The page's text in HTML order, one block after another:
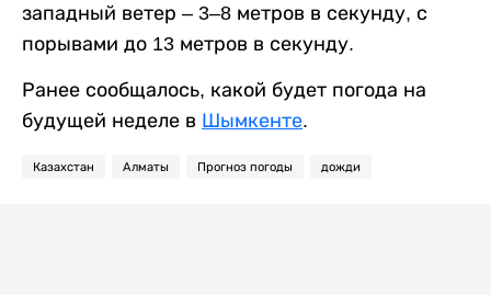
западный ветер – 3–8 метров в секунду, с
порывами до 13 метров в секунду.
Ранее сообщалось, какой будет погода на
будущей неделе в Шымкенте.
Казахстан Алматы Прогноз погоды дожди